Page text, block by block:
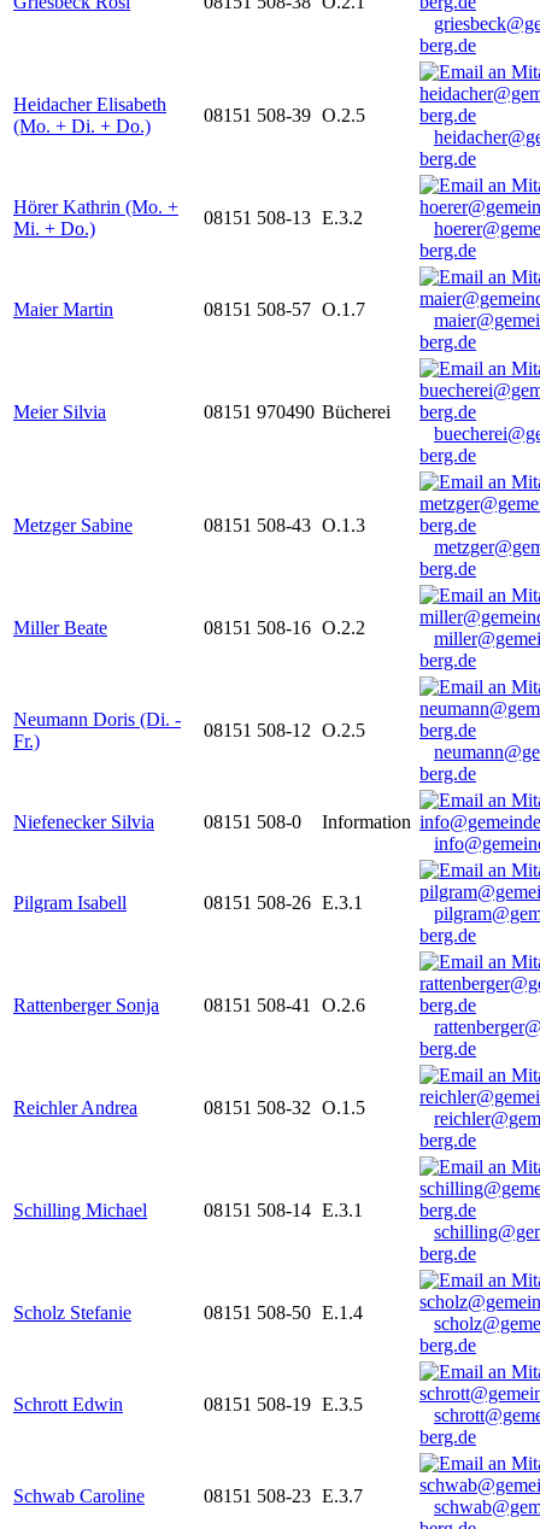
berg.de
Heidacher Elisabeth
(Mo. + Di. + Do.)
08151 508-39 O.2.5
berg.de
Hörer Kathrin (Mo. +
Mi. + Do.)
08151 508-13 E.3.2
berg.de
Maier Martin 08151 508-57 O.1.7
berg.de
Meier Silvia 08151 970490 Bücherei
berg.de
Metzger Sabine 08151 508-43 O.1.3
berg.de
Miller Beate 08151 508-16 O.2.2
berg.de
Neumann Doris (Di. -
Fr.)
08151 508-12 O.2.5
berg.de
Niefenecker Silvia 08151 508-0
Information
Pilgram Isabell 08151 508-26 E.3.1
berg.de
Rattenberger Sonja 08151 508-41
O.2.6
berg.de
Reichler Andrea 08151 508-32 O.1.5
berg.de
Schilling Michael 08151 508-14 E.3.1
berg.de
Scholz Stefanie 08151 508-50 E.1.4
berg.de
Schrott Edwin 08151 508-19 E.3.5
berg.de
Schwab Caroline 08151 508-23 E.3.7